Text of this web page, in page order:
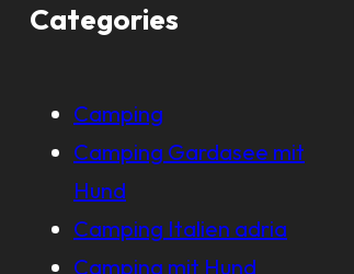
Categories
Camping
Camping Gardasee mit
Hund
Camping Italien adria
Camping mit Hund